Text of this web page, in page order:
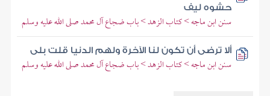
حشوه ليف
سنن ابن ماجه > كتاب الزهد > باب ضجاع آل محمد صلى الله عليه وسلم
ألا ترضى أن تكون لنا الآخرة ولهم الدنيا قلت بلى
سنن ابن ماجه > كتاب الزهد > باب ضجاع آل محمد صلى الله عليه وسلم